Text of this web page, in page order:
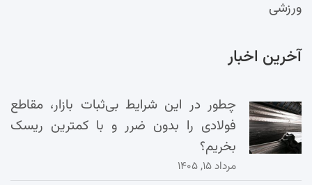
ورزشی
آخرین اخبار
چطور در این شرایط بی‌ثبات بازار، مقاطع
فولادی را بدون ضرر و با کمترین ریسک
بخریم؟
مرداد ۱۵, ۱۴۰۵